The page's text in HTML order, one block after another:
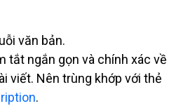
văn bản.
tắt ngắn gọn và chính xác về
viết. Nên trùng khớp với thẻ
.